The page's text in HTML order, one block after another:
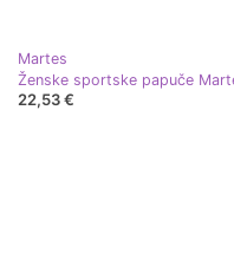
Martes
22,53 €